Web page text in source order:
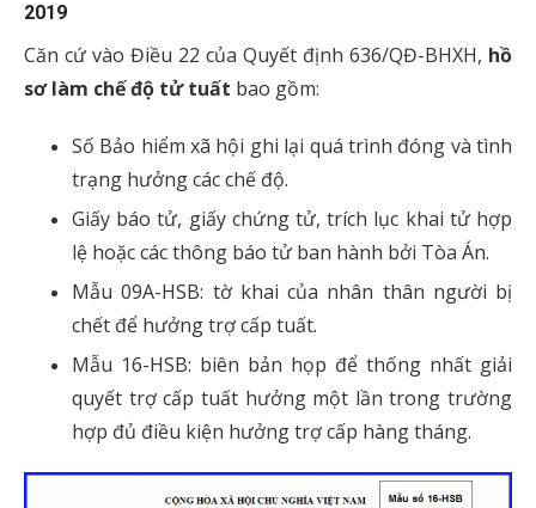
2019
Căn cứ vào Điều 22 của Quyết định 636/QĐ-BHXH, hồ
sơ làm chế độ tử tuất bao gồm:
Số Bảo hiểm xã hội ghi lại quá trình đóng và tình
trạng hưởng các chế độ.
Giấy báo tử, giấy chứng tử, trích lục khai tử hợp
lệ hoặc các thông báo tử ban hành bởi Tòa Án.
Mẫu 09A-HSB: tờ khai của nhân thân người bị
chết để hưởng trợ cấp tuất.
Mẫu 16-HSB: biên bản họp để thống nhất giải
quyết trợ cấp tuất hưởng một lần trong trường
hợp đủ điều kiện hưởng trợ cấp hàng tháng.